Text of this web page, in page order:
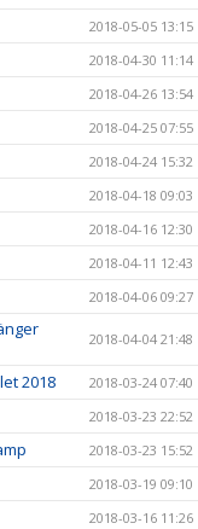
2018-05-05 13:15
2018-04-30 11:14
2018-04-26 13:54
2018-04-25 07:55
2018-04-24 15:32
2018-04-18 09:03
2018-04-16 12:30
2018-04-11 12:43
2018-04-06 09:27
2018-04-04 21:48
2018 2018-03-24 07:40
2018-03-23 22:52
2018-03-23 15:52
2018-03-19 09:10
2018-03-16 11:26